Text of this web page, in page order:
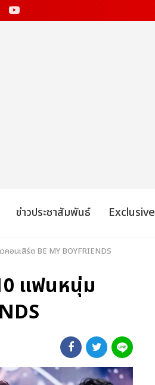
ข่าวประชาสัมพันธ์ Exclusive
อนเสิร์ต BE MY BOYFRIENDS
แฟนหนุ่ม